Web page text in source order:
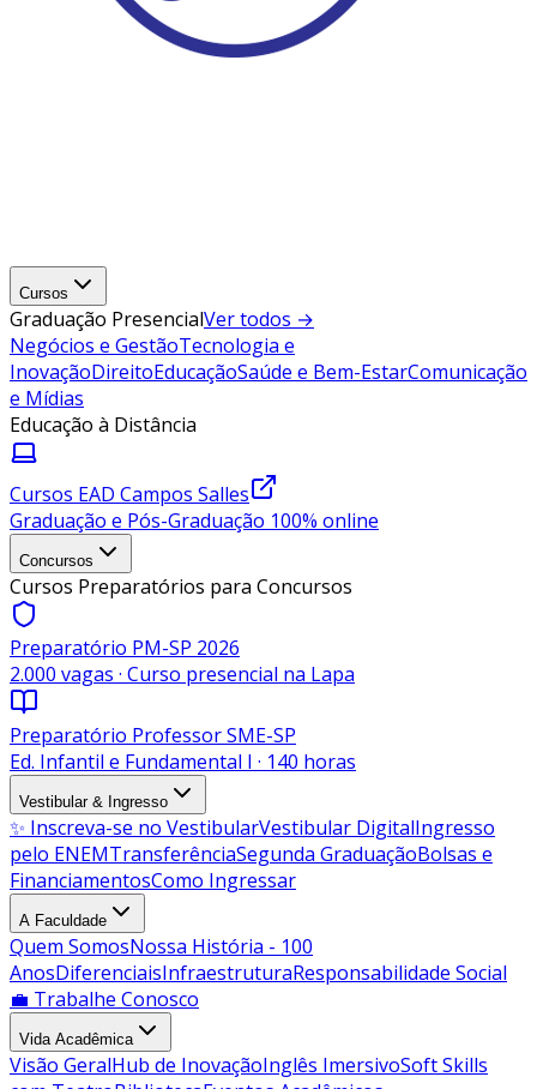
Cursos
Graduação PresencialVer todos →
Negócios e GestãoTecnologia e
InovaçãoDireitoEducaçãoSaúde e Bem-EstarComunicação
e Mídias
Educação à Distância
Cursos EAD Campos Salles
Graduação e Pós-Graduação 100% online
Concursos
Cursos Preparatórios para Concursos
Preparatório PM-SP 2026
2.000 vagas · Curso presencial na Lapa
Preparatório Professor SME-SP
Ed. Infantil e Fundamental I · 140 horas
Vestibular & Ingresso
✨ Inscreva-se no VestibularVestibular DigitalIngresso
pelo ENEMTransferênciaSegunda GraduaçãoBolsas e
FinanciamentosComo Ingressar
A Faculdade
Quem SomosNossa História - 100
AnosDiferenciaisInfraestruturaResponsabilidade Social
💼 Trabalhe Conosco
Vida Acadêmica
Visão GeralHub de InovaçãoInglês ImersivoSoft Skills